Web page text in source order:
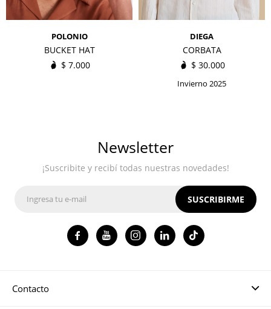
POLONIO
BUCKET HAT
$ 7.000
DIEGA
CORBATA
$ 30.000
Invierno 2025
Contacto
Newsletter
¡Suscribite y recibí todas nuestras novedades!
SUSCRIBIRME
   